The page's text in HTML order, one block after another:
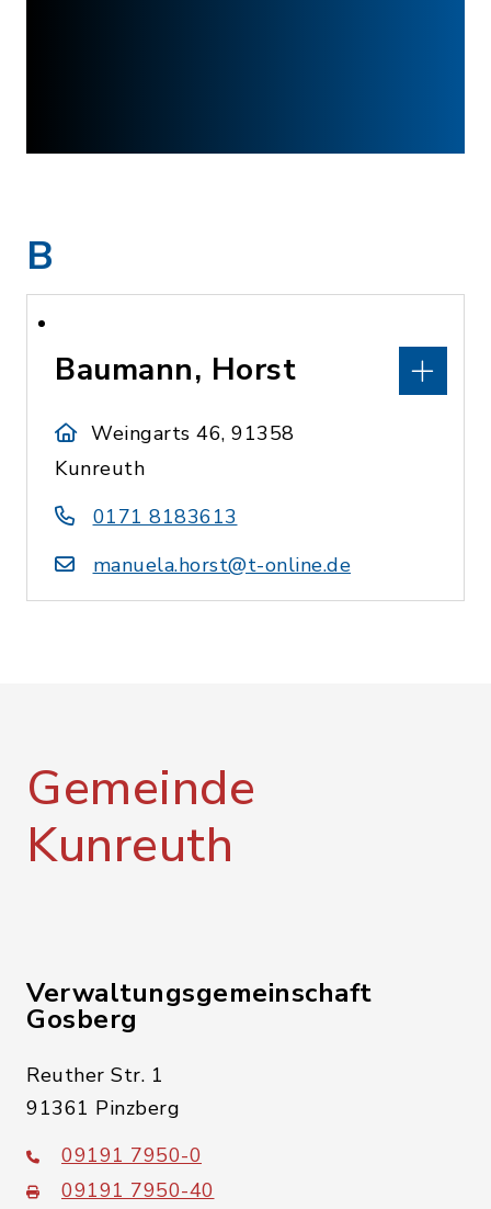
B
Baumann, Horst
Weingarts 46, 91358
Kunreuth
0171 8183613
manuela.horst@t-online.de
Gemeinde
Kunreuth
Verwaltungsgemeinschaft
Gosberg
Reuther Str. 1
91361 Pinzberg
09191 7950-0
09191 7950-40